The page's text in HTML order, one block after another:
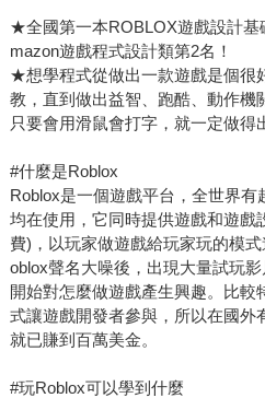
★全國第一本ROBLOX遊戲設計基
mazon遊戲程式設計類第2名！
★想學程式從做出一款遊戲是個很
教，直到做出益智、跑酷、動作機
只要會用滑鼠會打字，就一定做得
#什麼是Roblox
Roblox是一個遊戲平台，全世界
均在使用，它同時提供遊戲和遊戲
費)，以玩家做遊戲給玩家玩的模
oblox聲名大噪後，出現大量試玩
開始對怎麼做遊戲產生興趣。比較
式讓遊戲開發者參與，所以在國外
就已賺到百萬美金。
#玩Roblox可以學到什麼